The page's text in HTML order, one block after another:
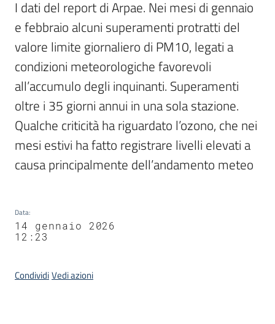
I dati del report di Arpae. Nei mesi di gennaio
e febbraio alcuni superamenti protratti del
valore limite giornaliero di PM10, legati a
condizioni meteorologiche favorevoli
all’accumulo degli inquinanti. Superamenti
oltre i 35 giorni annui in una sola stazione.
Qualche criticità ha riguardato l’ozono, che nei
mesi estivi ha fatto registrare livelli elevati a
causa principalmente dell’andamento meteo
Data:
14 gennaio 2026
12:23
CondividiVedi azioni